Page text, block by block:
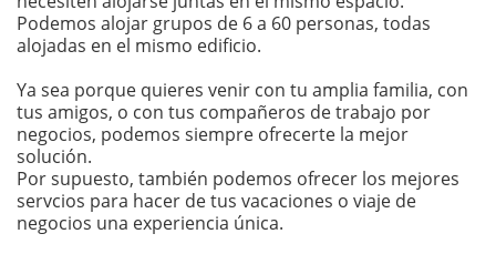
Podemos alojar grupos de 6 a 60 personas, todas
alojadas en el mismo edificio.
Ya sea porque quieres venir con tu amplia familia, con
tus amigos, o con tus compañeros de trabajo por
negocios, podemos siempre ofrecerte la mejor
solución.
Por supuesto, también podemos ofrecer los mejores
servcios para hacer de tus vacaciones o viaje de
negocios una experiencia única.